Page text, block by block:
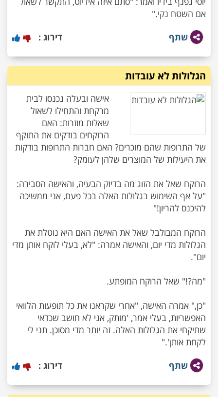
אם השטח נקי."
שתף
דירוג :
הגלולות לא עובדות
אישה ובעלה נכנסו לבית
מרקחת והתחילו לשאול
שאלות מוזרות: האם
הרוקחים בודקים את התוקף
של התרופות שהם מוכרים? האם חברות התרופות בודקות
הרוקח שאל את הזוג מה בדיוק הבעיה, והאישה הסבירה:
"על אף השימוש בגלולות האלה בכל פעם, אני ממשיכה
הרוקח המבולבל שאל את האישה האם היא נוטלת את
הגלולות מדי יום, והאישה אמרה: "לא, בעלי לוקח אותן מדי
"כן," אמרה האישה, "אחרי שקראנו את כל תופעות הלוואי
האפשריות, בעלי אמר, 'מותק, אני לא חושב שכדאי
שתיקחי את הגלולות האלה. זה יותר מדי מסוכן. תני לי
לקחת אותן'."
שתף
דירוג :